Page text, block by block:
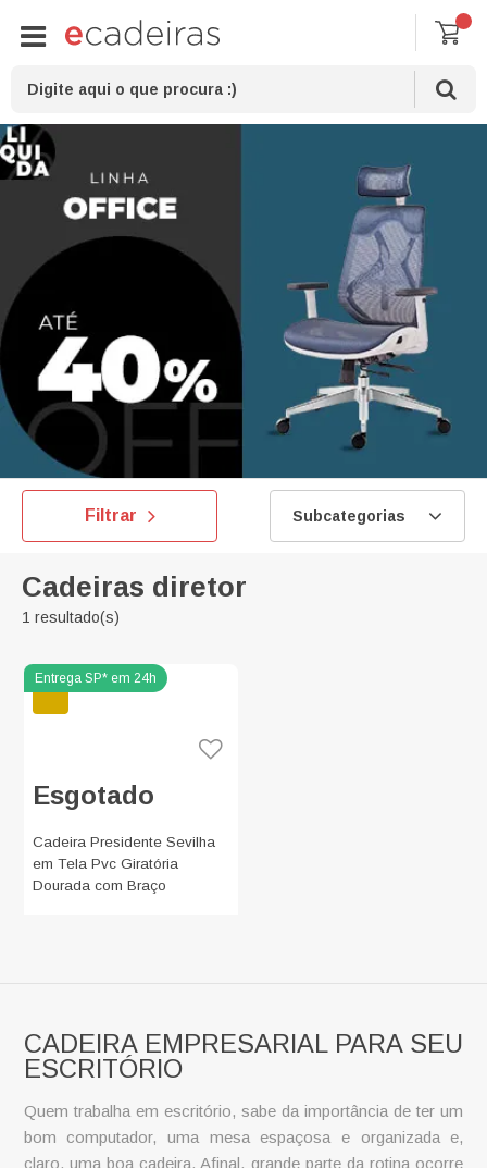
Filtrar
Cadeiras diretor
1 resultado(s)
Subcategorias
Esgotado
Cadeira Presidente Sevilha
em Tela Pvc Giratória
Dourada com Braço
CADEIRA EMPRESARIAL PARA SEU
ESCRITÓRIO
Quem trabalha em escritório, sabe da importância de ter um
bom computador, uma mesa espaçosa e organizada e,
claro, uma boa cadeira. Afinal, grande parte da rotina ocorre